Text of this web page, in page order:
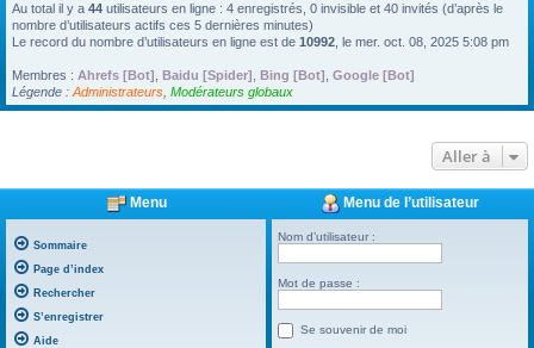
Au total il y a 44 utilisateurs en ligne : 4 enregistrés, 0 invisible et 40 invités (d’après le
nombre d’utilisateurs actifs ces 5 dernières minutes)
Le record du nombre d’utilisateurs en ligne est de 10992 , le mer. oct. 08, 2025 5:08 pm
Membres : Ahrefs [Bot] Baidu [Spider] Bing [Bot] Google [Bot]
Légende : Administrateurs Modérateurs globaux
Aller à
Menu
Sommaire
Page d’index
Rechercher
S’enregistrer
Aide
Menu de l’utilisateur
Nom d’utilisateur :
Mot de passe :
Se souvenir de moi